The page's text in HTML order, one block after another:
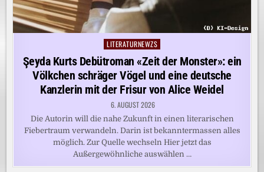
Posted
in
LITERATURNEWZS
Şeyda Kurts Debütroman «Zeit der Monster»: ein
Völkchen schräger Vögel und eine deutsche
Kanzlerin mit der Frisur von Alice Weidel
6. AUGUST 2026
Die Autorin will die nahe Zukunft in einen literarischen
Fiebertraum verwandeln. Darin ist bekanntermassen alles
möglich. Zur Quelle wechseln Hier jetzt das
Außergewöhnliche auswählen …